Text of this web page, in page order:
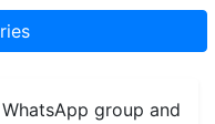
group and